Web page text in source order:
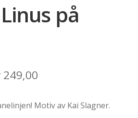
på
249,00Price
kr 239,00
Motiv av Kai Slagner.